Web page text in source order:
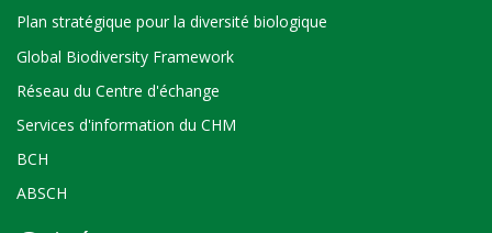
Plan stratégique pour la diversité biologique
Global Biodiversity Framework
Réseau du Centre d'échange
Services d'information du CHM
BCH
ABSCH